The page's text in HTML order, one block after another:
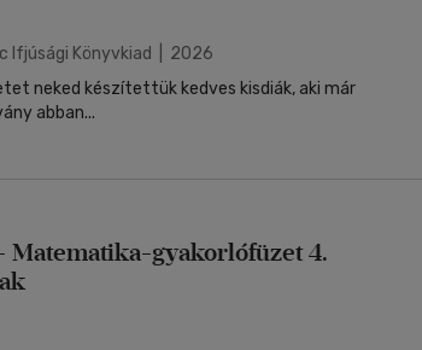
Ifjúsági Könyvkiad | 2026
neked készítettük kedves kisdiák, aki már
abban...
Matematika-gyakorlófüzet 4.